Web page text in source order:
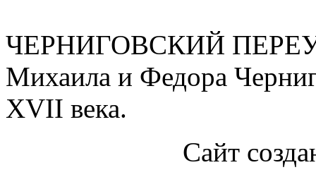
ЧЕРНИГОВСКИЙ
Михаила и Федора
XVII века.
Сайт